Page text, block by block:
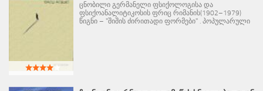
ცნობილი გერმანელი ფსიქოლოგისა და
ფსიქოანალიტიკოსის ფრიც რიმანის(1902–1979)
წიგნი – "შიშის ძირითადი ფორმები" . პოპულარული